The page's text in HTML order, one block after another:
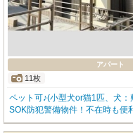
アパート
11枚
ペット可♪(小型犬or猫1匹、犬
SOK防犯警備物件！不在時も便
（D.U-NET。回線工事後使用可